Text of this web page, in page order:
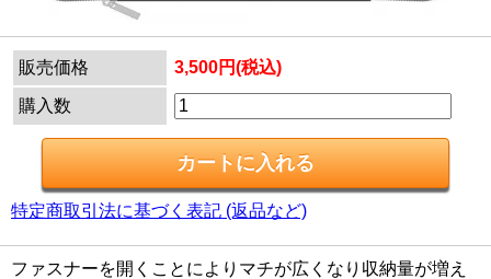
販売価格 3,500円(税込)
購入数
特定商取引法に基づく表記 (返品など)
ファスナーを開くことによりマチが広くなり収納量が増え